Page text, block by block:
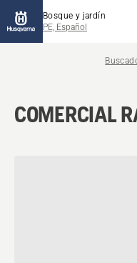
Bosque y jardín
PE, Español
COMERCIAL